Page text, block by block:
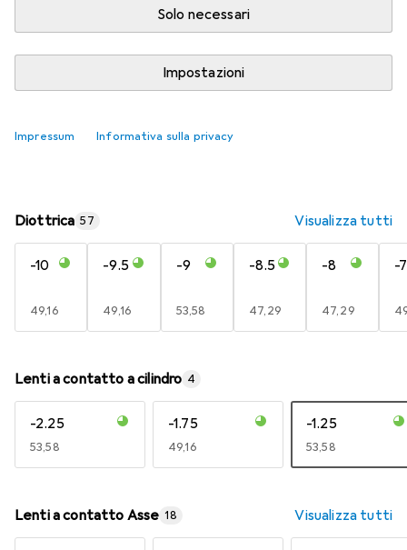
Solo necessari
Impostazioni
Impressum Informativa sulla privacy
Più di 10 pezzi in stock presso il fornitore
Aggiungi al carrello
Diottrica 57 Visualizza tutti
-10
EUR
49,16
-9.5
EUR
49,16
-9
EUR
53,58
-8.5
EUR
47,29
-8
EUR
47,29
-
Lenti a contatto a cilindro 4
-2.25
EUR
53,58
-1.75
EUR
49,16
-1.25
EUR
53,58
Lenti a contatto Asse 18 Visualizza tutti